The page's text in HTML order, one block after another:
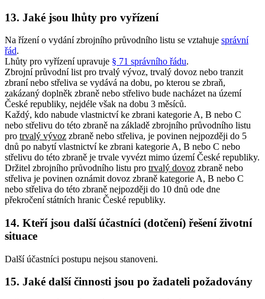
13. Jaké jsou lhůty pro vyřízení
Na řízení o vydání zbrojního průvodního listu se vztahuje správní
řád.
Lhůty pro vyřízení upravuje § 71 správního řádu.
Zbrojní průvodní list pro trvalý vývoz, trvalý dovoz nebo tranzit
zbraní nebo střeliva se vydává na dobu, po kterou se zbraň,
zakázaný doplněk zbraně nebo střelivo bude nacházet na území
České republiky, nejdéle však na dobu 3 měsíců.
Každý, kdo nabude vlastnictví ke zbrani kategorie A, B nebo C
nebo střelivu do této zbraně na základě zbrojního průvodního listu
pro trvalý vývoz zbraně nebo střeliva, je povinen nejpozději do 5
dnů po nabytí vlastnictví ke zbrani kategorie A, B nebo C nebo
střelivu do této zbraně je trvale vyvézt mimo území České republiky.
Držitel zbrojního průvodního listu pro trvalý dovoz zbraně nebo
střeliva je povinen oznámit dovoz zbraně kategorie A, B nebo C
nebo střeliva do této zbraně nejpozději do 10 dnů ode dne
překročení státních hranic České republiky.
14. Kteří jsou další účastníci (dotčení) řešení životní
situace
Další účastníci postupu nejsou stanoveni.
15. Jaké další činnosti jsou po žadateli požadovány